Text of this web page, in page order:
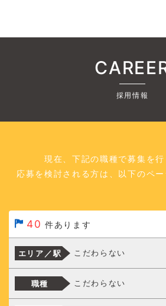
採用情報
現在、下記の職種で募集を行
応募を検討される方は、以下のペー
40 件あります
エリア／駅 こだわらない
職種 こだわらない